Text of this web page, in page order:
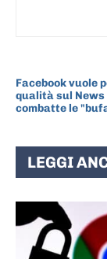
Facebook vuole
qualità sul News
combatte le
LEGGI